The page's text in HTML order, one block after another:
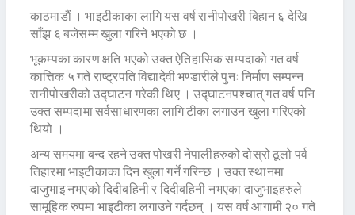
काठमाडाैं । भाइटीकाका लागि यस वर्ष रानीपोखरी बिहान ६ देखि
साँझ ६ बजेसम्म खुला गरिने भएको छ ।
भूकम्पका कारण क्षति भएको उक्त ऐतिहासिक सम्पदाको गत वर्ष
कात्तिक ५ गते राष्ट्रपति विद्यादेवी भण्डारीले पुनः निर्माण सम्पन्न
रानीपोखरीको उद्घाटन गरेकी थिए । उद्घाटनपश्चात् गत वर्ष पनि
उक्त सम्पदामा सर्वसाधारणका लागि टीका लगाउन खुला गरिएको
थियो ।
अन्य समयमा बन्द रहने उक्त पोखरी नेपालीहरुको दोस्रो ठूलो पर्व
तिहारमा भाइटीकाका दिन खुला गर्ने गरिन्छ । उक्त स्थानमा
दाजुभाइ नभएको दिदीबहिनी र दिदीबहिनी नभएका दाजुभाइहरुले
सामूहिक रुपमा भाइटीका लगाउने गर्दछन् । यस वर्ष आगामी २० गते